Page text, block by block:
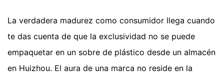
La verdadera madurez como consumidor llega cuando
te das cuenta de que la exclusividad no se puede
empaquetar en un sobre de plástico desde un almacén
en Huizhou. El aura de una marca no reside en la